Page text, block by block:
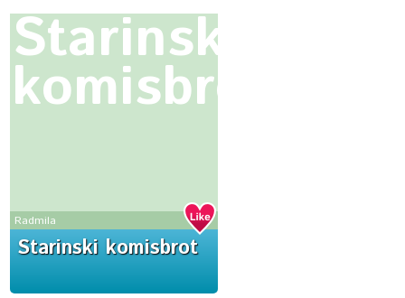
Starinski
komisbrot
Radmila
Starinski komisbrot